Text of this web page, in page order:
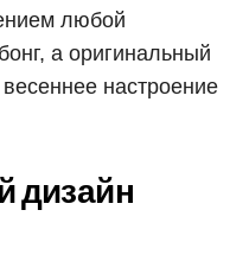
любой
а оригинальный
настроение
дизайн